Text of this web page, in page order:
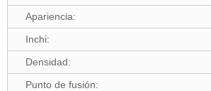
Apariencia:
Inchi:
Densidad:
Punto de fusión: